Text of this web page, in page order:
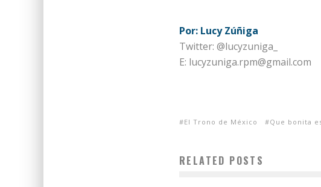
Por: Lucy Zúñiga
Twitter: @lucyzuniga_
E: lucyzuniga.rpm@gmail.com
El Trono de México Que bonita
RELATED POSTS